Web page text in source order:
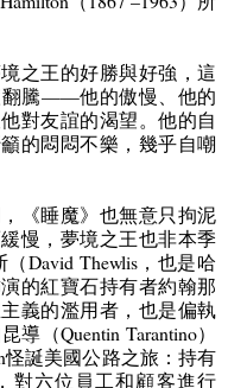
之王的好勝與好強，這
翻騰——他的傲慢、他的
對友誼的渴望。他的自
的悶悶不樂，幾乎自嘲
《睡魔》也無意只拘泥
慢，夢境之王也非本季
（David Thewlis，也是哈
的紅寶石持有者約翰那
義的濫用者，也是偏執
導（Quentin Tarantino）
怪誕美國公路之旅：持有
對六位員工和顧客進行